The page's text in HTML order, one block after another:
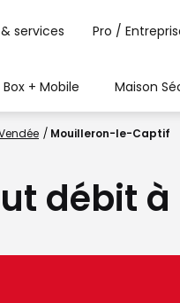
services Pro /
Box + Mobile Maison
Mouilleron-le-Captif
débit